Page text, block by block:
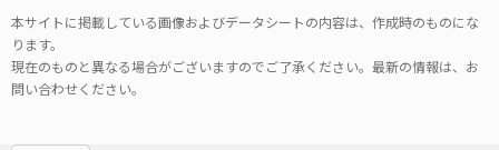
本サイトに掲載している画像およびデータシートの内容は、作成時のものにな
ります。
現在のものと異なる場合がございますのでご了承ください。最新の情報は、お
問い合わせください。